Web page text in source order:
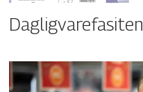
Dagligvarefasiten